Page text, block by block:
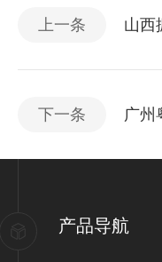
上一条 山西
下一条 广州
产品导航